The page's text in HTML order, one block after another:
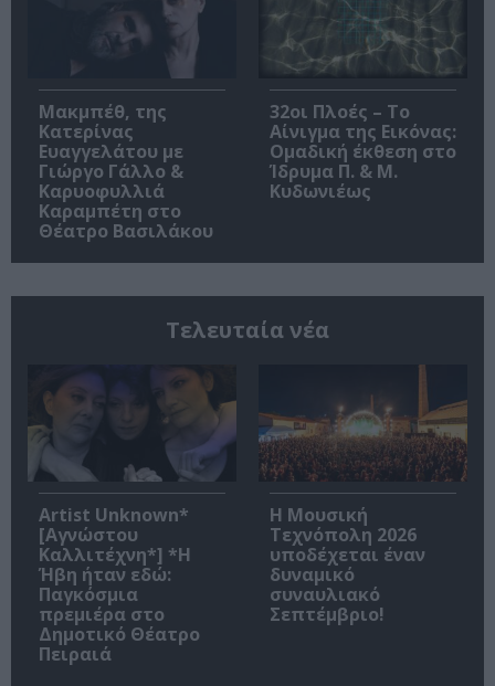
Μακμπέθ, της
Κατερίνας
Ευαγγελάτου με
Γιώργο Γάλλο &
Καρυοφυλλιά
Καραμπέτη στο
Θέατρο Βασιλάκου
32οι Πλοές – Το
Αίνιγμα της Εικόνας:
Ομαδική έκθεση στο
Ίδρυμα Π. & Μ.
Κυδωνιέως
Τελευταία νέα
Artist Unknown*
[Αγνώστου
Καλλιτέχνη*] *Η
Ήβη ήταν εδώ:
Παγκόσμια
πρεμιέρα στο
Δημοτικό Θέατρο
Πειραιά
Η Μουσική
Τεχνόπολη 2026
υποδέχεται έναν
δυναμικό
συναυλιακό
Σεπτέμβριο!